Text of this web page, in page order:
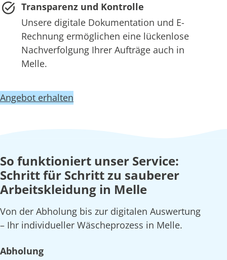
Transparenz und Kontrolle
Unsere digitale Dokumentation und E-
Rechnung ermöglichen eine lückenlose
Nachverfolgung Ihrer Aufträge auch in
Melle.
Angebot erhalten
So funktioniert unser Service:
Schritt für Schritt zu sauberer
Arbeitskleidung in Melle
Von der Abholung bis zur digitalen Auswertung
– Ihr individueller Wäscheprozess in Melle.
Abholung